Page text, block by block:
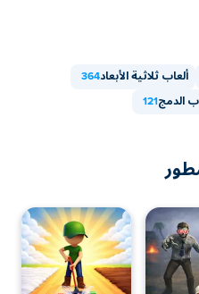
ألعاب ثلاثية الأبعاد364
الدمج 121